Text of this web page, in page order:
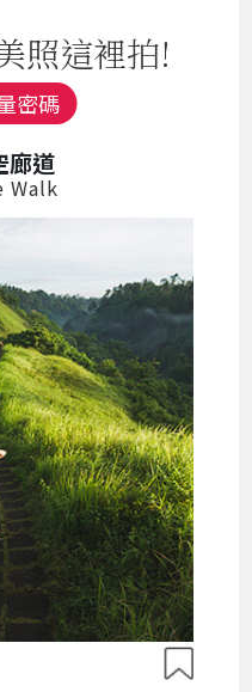
照這裡拍!
密碼
廊道
Walk